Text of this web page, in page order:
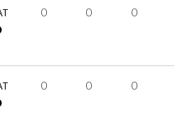
0 0 0
0 0 0